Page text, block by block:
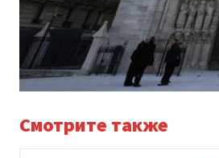
Смотрите также